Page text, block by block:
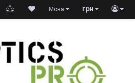
грн
Мова